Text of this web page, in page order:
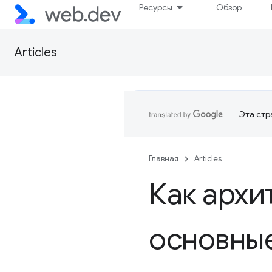
Ресурсы Обзор
Articles
Эта
Главная Articles
Как